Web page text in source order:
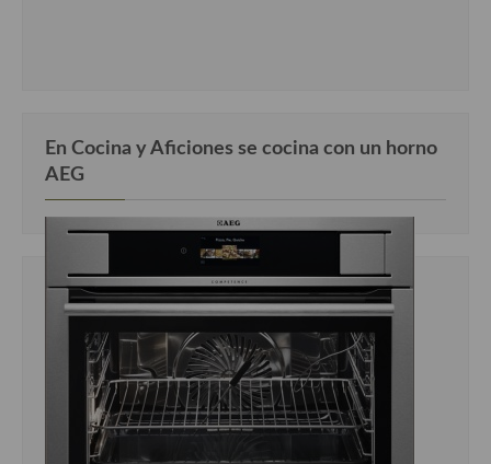
En Cocina y Aficiones se cocina con un horno
AEG